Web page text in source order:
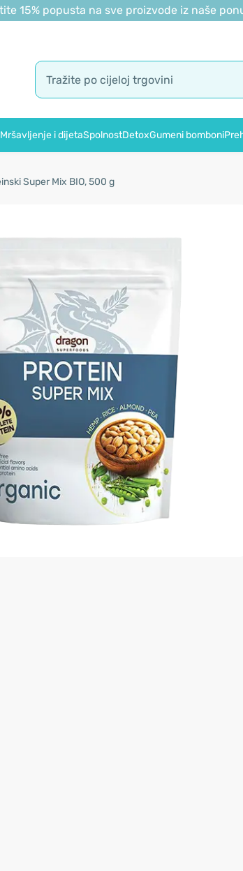
15% popusta na sve proizvode iz naše
Mršavljenje i dijetaSpolnostDetoxGumeni bomboni
Super Mix BIO, 500 g